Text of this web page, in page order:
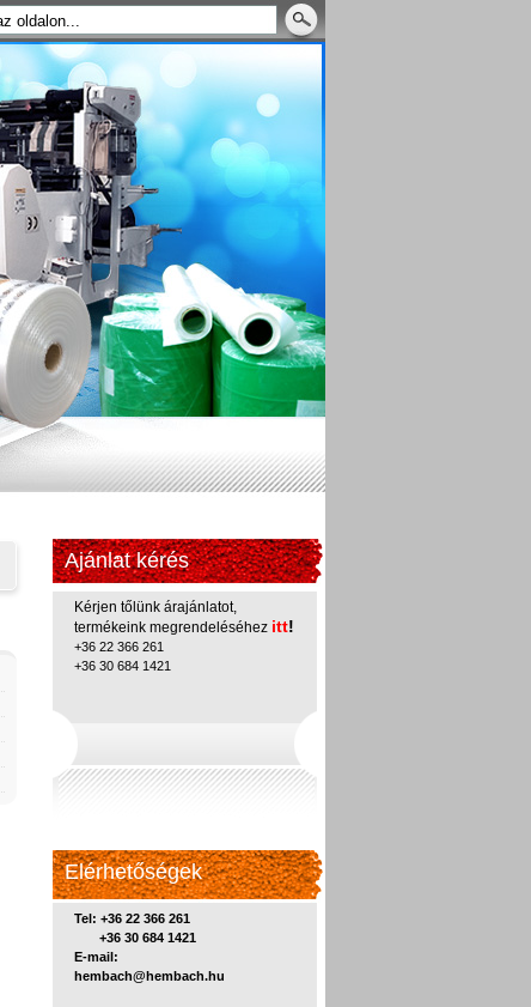
Ajánlat kérés
Kérjen tőlünk árajánlatot,
termékeink megrendeléséhez itt!
+36 22 366 261
+36 30 684 1421
Elérhetőségek
Tel: +36 22 366 261
+36 30 684 1421
E-mail:
hembach@hembach.hu